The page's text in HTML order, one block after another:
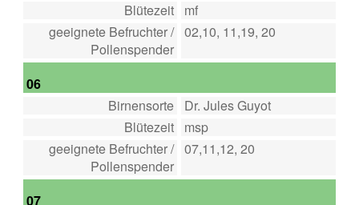
Blütezeit
mf
geeignete Befruchter /
Pollenspender
02,10, 11,19, 20
06
Birnensorte
Dr. Jules Guyot
Blütezeit
msp
geeignete Befruchter /
Pollenspender
07,11,12, 20
07